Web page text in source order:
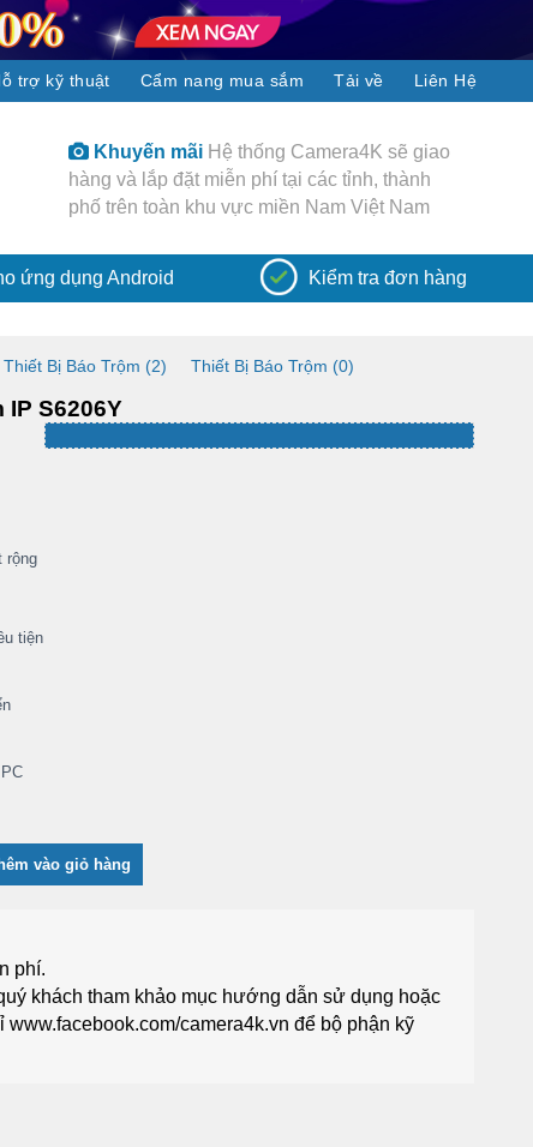
trợ kỹ thuật Cẩm nang mua sắm Tải về Liên Hệ
Khuyến mãi Hệ thống Camera4K sẽ giao
hàng và lắp đặt miễn phí tại các tỉnh, thành
phố trên toàn khu vực miền Nam Việt Nam
ứng dụng Android Kiểm tra đơn hàng
Thiết Bị Báo Trộm (2) Thiết Bị Báo Trộm (0)
IP S6206Y
rộng
tiện
vào giỏ hàng
phí.
khách tham khảo mục hướng dẫn sử dụng hoặc
www.facebook.com/camera4k.vn để bộ phận kỹ